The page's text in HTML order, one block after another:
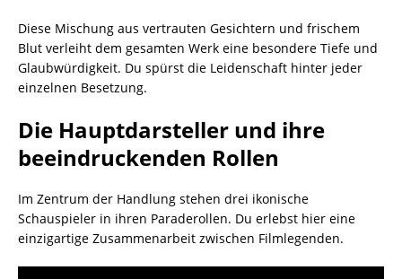
Diese Mischung aus vertrauten Gesichtern und frischem
Blut verleiht dem gesamten Werk eine besondere Tiefe und
Glaubwürdigkeit. Du spürst die Leidenschaft hinter jeder
einzelnen Besetzung.
Die Hauptdarsteller und ihre
beeindruckenden Rollen
Im Zentrum der Handlung stehen drei ikonische
Schauspieler in ihren Paraderollen. Du erlebst hier eine
einzigartige Zusammenarbeit zwischen Filmlegenden.